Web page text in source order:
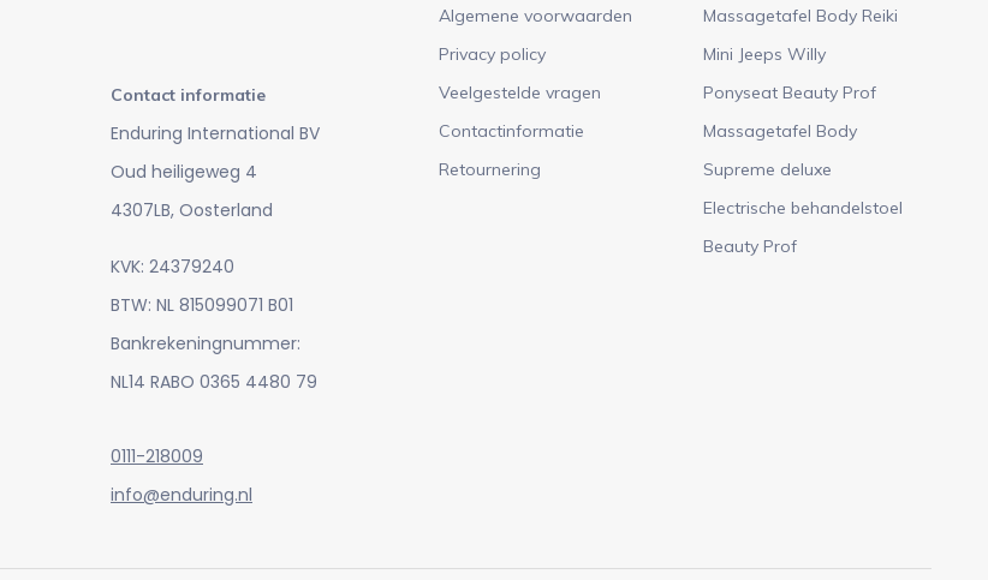
Contact informatie
Enduring International BV
Oud heiligeweg 4
4307LB, Oosterland
KVK: 24379240
BTW: NL 815099071 B01
Bankrekeningnummer:
NL14 RABO 0365 4480 79
0111-218009
info@enduring.nl
Algemene voorwaarden
Privacy policy
Veelgestelde vragen
Contactinformatie
Retournering
Massagetafel Body Reiki
Mini Jeeps Willy
Ponyseat Beauty Prof
Massagetafel Body
Supreme deluxe
Electrische behandelstoel
Beauty Prof